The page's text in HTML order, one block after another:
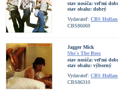
stav nosiča: veľmi
stav obalu: dobrý
Vydavateľ: CBS
CBS86069
Jagger Mick
She`s The Boss
stav nosiča: veľmi
stav obalu: výborný
Vydavateľ: CBS
CBS86310